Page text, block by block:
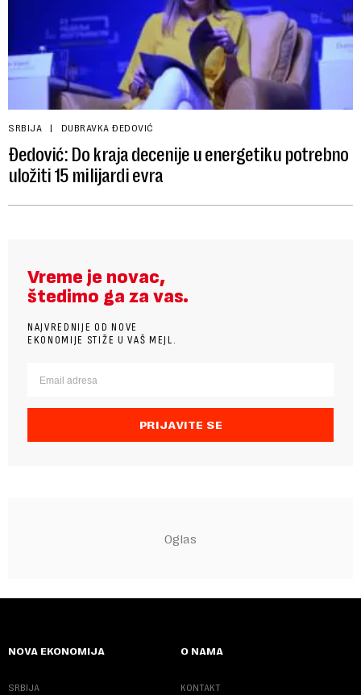
SRBIJA DUBRAVKA ĐEDOVIĆ
Đedović: Do kraja decenije u energetiku potrebno
uložiti 15 milijardi evra
Vreme je novac,
štedimo ga za vas.
NAJVREDNIJE OD NOVE
EKONOMIJE STIŽE U VAŠ MEJL.
PRIJAVITE SE
NOVA EKONOMIJA
SRBIJA
O NAMA
KONTAKT